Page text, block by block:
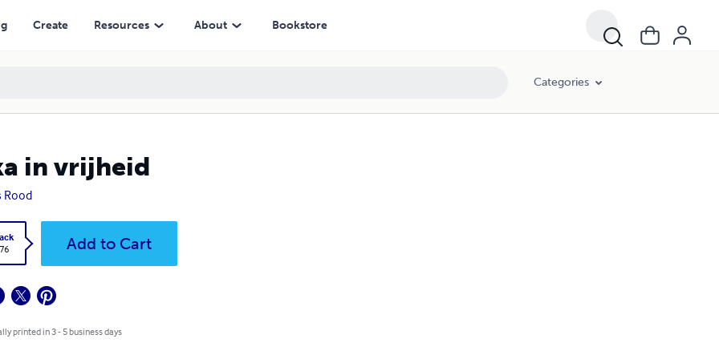
Create Resources About Bookstore
Categories
in vrijheid
Rood
Add to Cart
printed in 3 - 5 business days